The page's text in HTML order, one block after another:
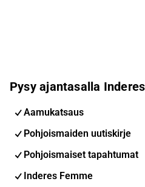
Pysy ajantasalla
Aamukatsaus
Pohjoismaiden uutiskirje
Pohjoismaiset tapahtumat
Inderes Femme